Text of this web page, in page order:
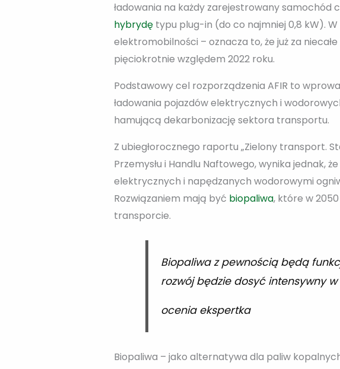
ładowania na każdy zarejestrowany samochód
hybrydę typu plug-in (do co najmniej 0,8 kW).
elektromobilności – oznacza to, że już za
pięciokrotnie względem 2022 roku.
Podstawowy cel rozporządzenia AFIR to
ładowania pojazdów elektrycznych i
hamującą dekarbonizację sektora transportu.
Z ubiegłorocznego raportu „Zielony transport.
Przemysłu i Handlu Naftowego, wynika jednak,
elektrycznych i napędzanych wodorowymi
Rozwiązaniem mają być biopaliwa, które w
transporcie.
Biopaliwa z pewnością będą
rozwój będzie dosyć intensywny
ocenia ekspertka
Biopaliwa – jako alternatywa dla paliw